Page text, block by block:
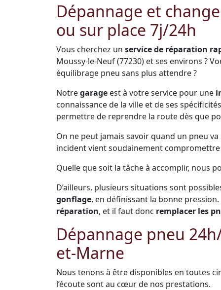
Dépannage et
ou sur place 7j/24h
Vous cherchez un service de réparation
Moussy-le-Neuf (77230) et ses environs ?
équilibrage pneu sans plus attendre ?
Notregarage est à votre service pour une
connaissance de la ville et de ses
permettre de reprendre la route dès que
On ne peut jamais savoir quand un pneu
incident vient soudainement
Quelle que soit la tâche à accomplir, nous
D’ailleurs, plusieurs situations sont
gonflage, en définissant la bonne
réparation, et il faut donc remplacer les
Dépannage pneu
et-Marne
Nous tenons à être disponibles en toutes
l’écoute sont au cœur de nos prestations.